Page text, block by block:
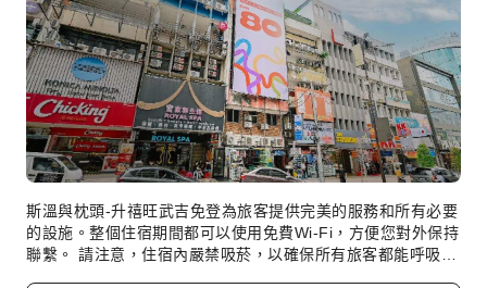
斯溫與枕頭-升禧旺武吉免登為旅客提供完美的服務和所有必要
的設施。整個住宿期間都可以使用免費Wi-Fi，方便您對外保持
聯繫。 請注意，住宿內嚴禁吸菸，以確保所有旅客都能呼吸更